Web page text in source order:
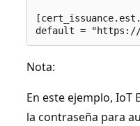
Nota:
En este ejemplo, IoT
la contraseña para